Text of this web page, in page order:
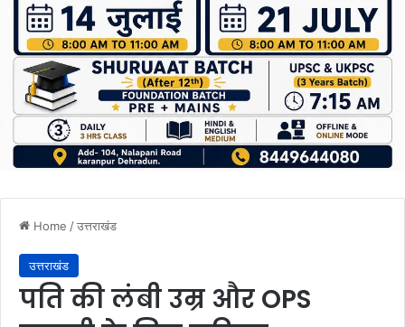
Home /उत्तराखंड
उत्तराखंड
पति की लंबी उम्र और OPS